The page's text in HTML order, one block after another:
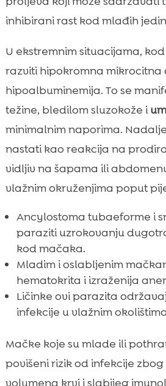
inhibirani rast kod mlađih
U ekstremnim situacijama,
razviti hipokromna mikrocitna
hipoalbuminemija. To se
težine, bledilom sluzokože i
minimalnim naporima.
nastati kao reakcija na
vidljiv na šapama ili
vlažnim okruženjima poput
Ancylostoma tubaeforme i
paraziti uzrokovanju
kod mačaka.
Mladim i oslabljenim
hematokrita i izraženija
Ličinke ovi parazita
infekcije u vlažnim
Mačke koje su mlade ili
povišeni rizik od infekcije
volumena krvi i slabijeg